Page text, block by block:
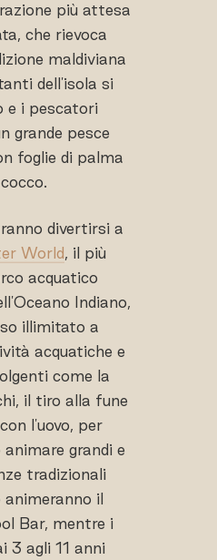
più attesa
che rievoca
maldiviana
dell'isola si
e i pescatori
grande pesce
foglie di palma
divertirsi a
World, il più
acquatico
Indiano,
illimitato a
acquatiche e
come la
il tiro alla fune
l'uovo, per
grandi e
tradizionali
il
Bar, mentre i
3 agli 11 anni